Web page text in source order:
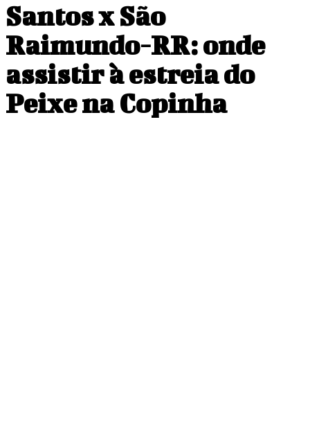
Santos x São
Raimundo-RR: onde
assistir à estreia do
Peixe na Copinha